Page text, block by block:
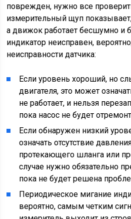
поврежден, нужно все
измерительный щуп
а движок работает бесшумно и
индикатор неисправен,
неисправности датчика:
Если уровень хороший, но
двигателя, это может
не работает, и нельзя
пока насос не будет
Если обнаружен низкий
означать отсутствие
протекающего шланга или
случае нужно обязательно
пока не будет решена
Периодическое мигание
вероятно, самым четким